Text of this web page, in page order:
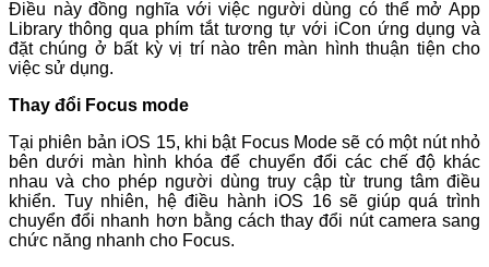
Điều này đồng nghĩa với việc người dùng có thể mở App
Library thông qua phím tắt tương tự với iCon ứng dụng và
đặt chúng ở bất kỳ vị trí nào trên màn hình thuận tiện cho
việc sử dụng.
Thay đổi Focus mode
Tại phiên bản iOS 15, khi bật Focus Mode sẽ có một nút nhỏ
bên dưới màn hình khóa để chuyển đổi các chế độ khác
nhau và cho phép người dùng truy cập từ trung tâm điều
khiển. Tuy nhiên, hệ điều hành iOS 16 sẽ giúp quá trình
chuyển đổi nhanh hơn bằng cách thay đổi nút camera sang
chức năng nhanh cho Focus.